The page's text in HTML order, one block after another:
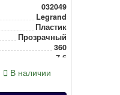
032049
Legrand
Пластик
Прозрачный
360
7.6
В наличии